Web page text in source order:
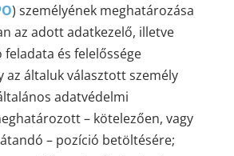
) személyének meghatározása
az adott adatkezelő, illetve
és felelőssége
az általuk választott személy
adatvédelmi
– kötelezően, vagy
– pozíció betöltésére;